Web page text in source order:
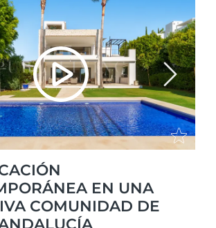
Next
EN UNA
COMUNIDAD DE